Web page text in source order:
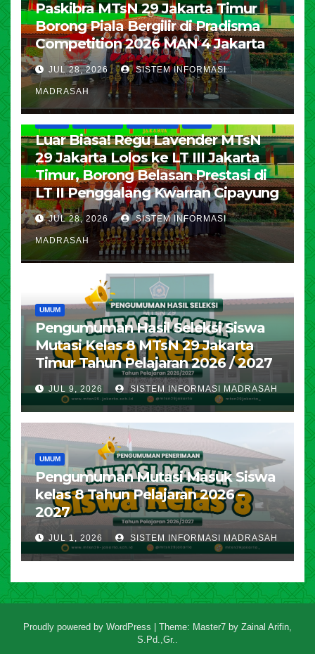
Paskibra MTsN 29 Jakarta Timur
Borong Piala Bergilir di Pradisma
Competition 2026 MAN 4 Jakarta
JUL 28, 2026 SISTEM INFORMASI
MADRASAH
Luar Biasa! Regu Lavender MTsN
29 Jakarta Lolos ke LT III Jakarta
Timur, Borong Belasan Prestasi di
LT II Penggalang Kwarran Cipayung
JUL 28, 2026 SISTEM INFORMASI
MADRASAH
UMUM
Pengumuman Hasil Seleksi Siswa
Mutasi Kelas 8 MTsN 29 Jakarta
Timur Tahun Pelajaran 2026 / 2027
JUL 9, 2026 SISTEM INFORMASI MADRASAH
UMUM
Pengumuman Mutasi Masuk Siswa
kelas 8 Tahun Pelajaran 2026 –
2027
JUL 1, 2026 SISTEM INFORMASI MADRASAH
Proudly powered by WordPress Theme: Master7 by Zainal Arifin,
S.Pd.,Gr..